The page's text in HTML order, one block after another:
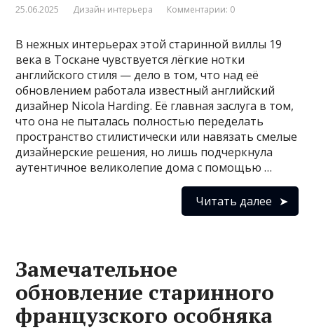
25.06.2025 Дизайн интерьера Комментарии: 0
В нежных интерьерах этой старинной виллы 19
века в Тоскане чувствуется лёгкие нотки
английского стиля — дело в том, что над её
обновлением работала известный английский
дизайнер Nicola Harding. Её главная заслуга в том,
что она не пыталась полностью переделать
пространство стилистически или навязать смелые
дизайнерские решения, но лишь подчеркнула
аутентичное великолепие дома с помощью …
Читать далее
Замечательное
обновление старинного
французского особняка